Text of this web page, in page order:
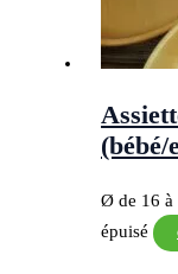
(bébé/
Ø de 16 à
épuisé